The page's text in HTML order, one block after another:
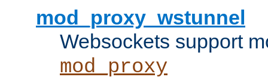
mod_proxy_wstunnel
Websockets support
mod_proxy